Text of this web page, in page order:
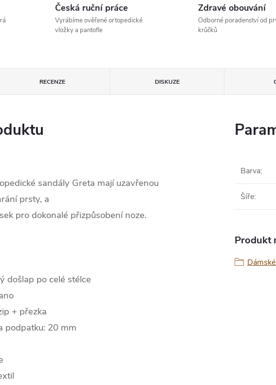
Česká ruční práce
Vyrábíme ověřené ortopedické
vložky a pantofle
Zdravé obouvání
Odborné poradenství od
krůčků
RECENZE DISKUZE
sandály Greta mají uzavřenou
prsty, a
pro dokonalé přizpůsobení noze.
došlap po celé stélce
+ přezka
podpatku: 20 mm
Barva:
Šíře:
Produkt